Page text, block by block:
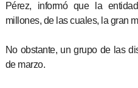
Pérez, informó que la
millones, de las cuales, la gran
No obstante, un grupo de las
de marzo.